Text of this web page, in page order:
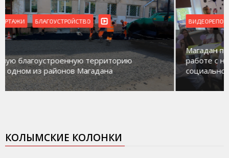
ВИДЕОРЕПОРТАЖИ
Магадан присоединился к пилотному проекту по
работе с несовершеннолетними из групп
социального риска «Переправа»
КОЛЫМСКИЕ КОЛОНКИ